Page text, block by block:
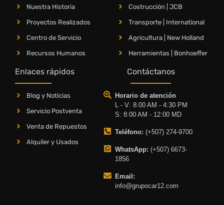
Nuestra Historia
Proyectos Realizados
Centro de Servicio
Recursos Humanos
Costrucción | JCB
Transporte | International
Agricultura | New Holland
Herramientas | Bonhoeffer
Enlaces rápidos
Blog y Noticias
Servicio Postventa
Venta de Repuestos
Alquiler y Usados
Contáctanos
Horario de atención
L - V: 8:00 AM - 4:30 PM
S: 8:00 AM - 12:00 MD
Teléfono: (+507) 274-9700
WhatsApp: (+507) 6673-
1856
Email:
info@grupocar12.com